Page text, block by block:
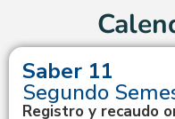
Saber 11
Segundo
Registro y recaudo